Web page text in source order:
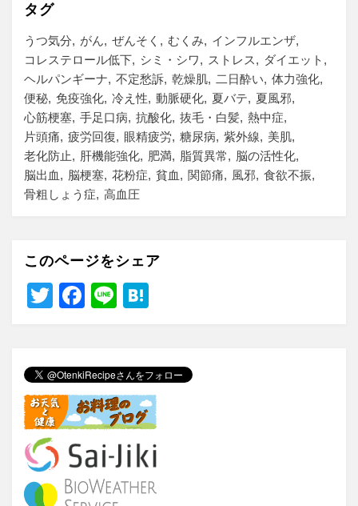
タグ
うつ気分 がん ぜんそく むくみ
インフルエンザ
コレステロール低下
シミ・シワ ストレス
ダイエット
ヘルパンギーナ
不定愁訴 乾燥肌 二日酔い
体力強化
便秘 免疫強化 冷え性 動脈硬化 夏バテ
夏風邪
心筋梗塞 手足口病 抗酸化 抜毛・白髪 熱中症
片頭痛
疲労回復 眼精疲労 糖尿病 紫外線
美肌
老化防止
肝機能強化 肥満 脂質異常
脳の活性化
脳出血
脳梗塞 花粉症 貧血 関節痛 風邪 食欲不振
骨粗しょう症
高血圧
このページをシェア
T
er
F
e
b
o
o
k
Li
n
a